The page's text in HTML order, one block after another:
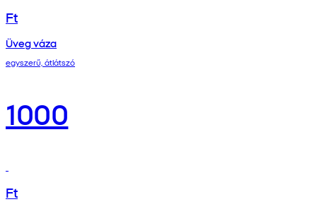
Ft
Üveg váza
egyszerű, átlátszó
1000
Ft